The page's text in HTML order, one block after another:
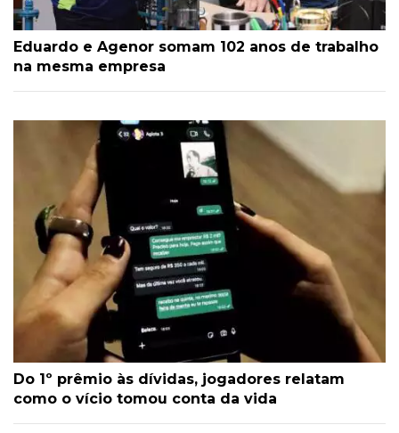
Eduardo e Agenor somam 102 anos de trabalho
na mesma empresa
Do 1º prêmio às dívidas, jogadores relatam
como o vício tomou conta da vida